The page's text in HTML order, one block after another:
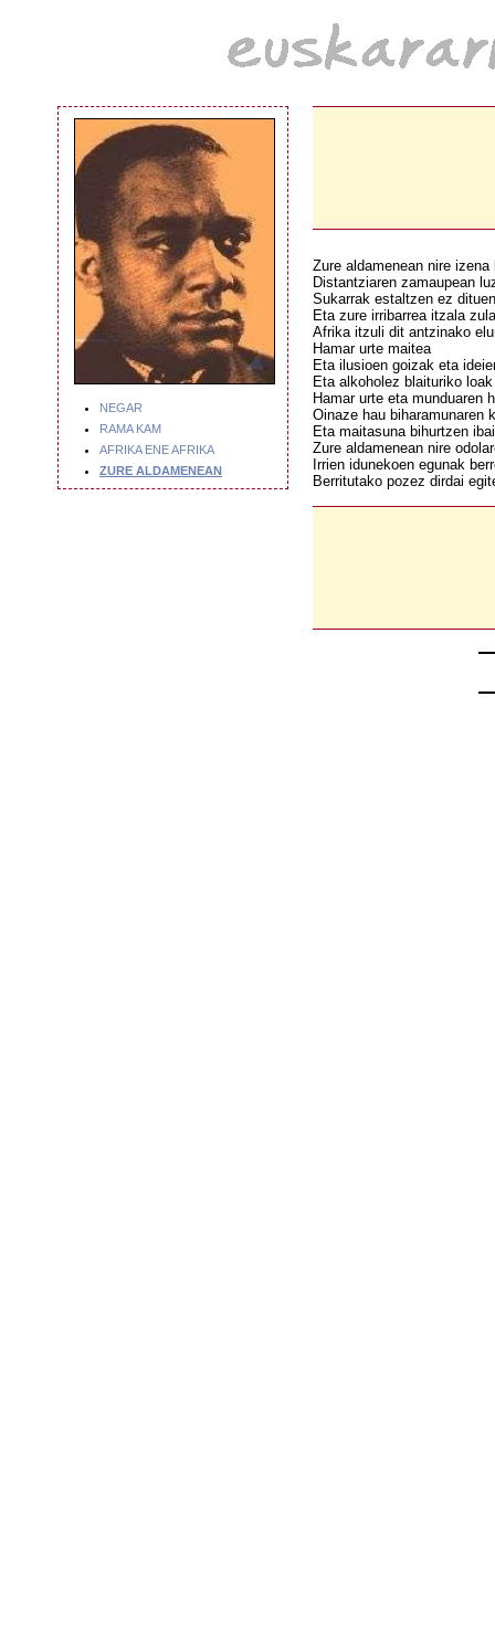
NEGAR
RAMA KAM
AFRIKA ENE AFRIKA
ZURE ALDAMENEAN
Zure aldamenean nire
Distantziaren zamaupean
Sukarrak estaltzen ez
Eta zure irribarrea itzala
Afrika itzuli dit antzinako
Hamar urte maitea
Eta ilusioen goizak eta
Eta alkoholez blaituriko loak
Hamar urte eta munduaren
Oinaze hau biharamunaren
Eta maitasuna bihurtzen
Zure aldamenean nire
Irrien idunekoen egunak
Berritutako pozez dirdai